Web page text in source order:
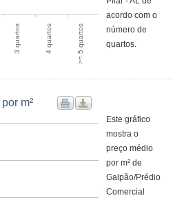
3 quartos 4 quartos >= 5 quartos
acordo com o
número de
quartos.
m²
Este gráfico
mostra o
preço médio
por m² de
Galpão/Prédio
Comercial